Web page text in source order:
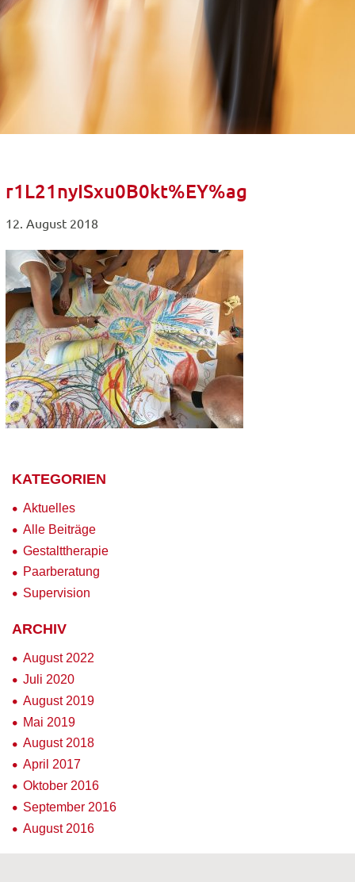
r1L21nyISxu0B0kt%EY%ag
12. August 2018
KATEGORIEN
Aktuelles
Alle Beiträge
Gestalttherapie
Paarberatung
Supervision
ARCHIV
August 2022
Juli 2020
August 2019
Mai 2019
August 2018
April 2017
Oktober 2016
September 2016
August 2016